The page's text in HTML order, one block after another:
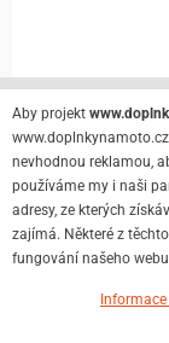
Skladem
329 Kč
Aby projekt
nevhodnou reklamou,
používáme my i naši
adresy, ze kterých
zajímá. Některé z
fungování našeho